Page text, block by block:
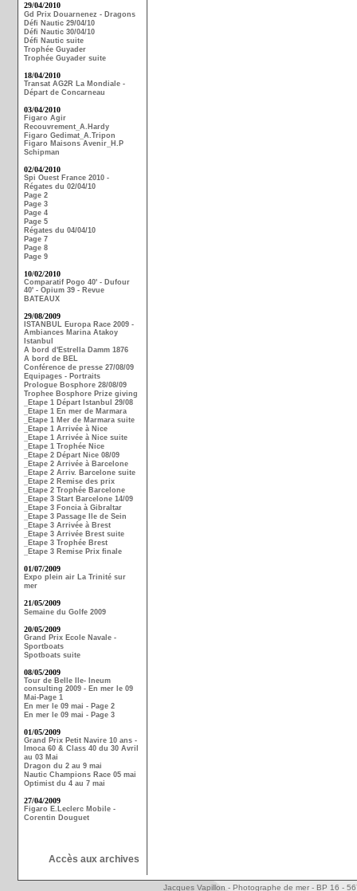
29/04/2010
Gd Prix Douarnenez - Dragons
Défi Nautic 29/04/10
Défi Nautic 30/04/10
Défi Nautic suite
Trophée Guyader
Trophée Guyader suite
18/04/2010
Transat AG2R La Mondiale -
Départ de Concarneau
03/04/2010
Figaro Agir
Recouvrement_A.Hardy
Figaro Gedimat_A.Tripon
Figaro Maisons Avenir_H.P
Schipman
02/04/2010
Spi Ouest France 2010 -
Régates du 02/04/10
Page 2
Page 3
Page 4
Page 5
Régates du 04/04/10
Page 7
Page 8
Page 9
10/02/2010
Comparatif Pogo 40' - Dufour
40' - Opium 39 - Revue
BATEAUX
29/08/2009
ISTANBUL Europa Race 2009 -
Ambiances Marina Atakoy
Istanbul
A bord d'Estrella Damm 1876
A bord de BEL
Conférence de presse 27/08/09
Equipages - Portraits
Prologue Bosphore 28/08/09
Trophee Bosphore Prize giving
_Etape 1 Départ Istanbul 29/08
_Etape 1 En mer de Marmara
_Etape 1 Mer de Marmara suite
_Etape 1 Arrivée à Nice
_Etape 1 Arrivée à Nice suite
_Etape 1 Trophée Nice
_Etape 2 Départ Nice 08/09
_Etape 2 Arrivée à Barcelone
_Etape 2 Arriv. Barcelone suite
_Etape 2 Remise des prix
_Etape 2 Trophée Barcelone
_Etape 3 Start Barcelone 14/09
_Etape 3 Foncia à Gibraltar
_Etape 3 Passage Ile de Sein
_Etape 3 Arrivée à Brest
_Etape 3 Arrivée Brest suite
_Etape 3 Trophée Brest
_Etape 3 Remise Prix finale
01/07/2009
Expo plein air La Trinité sur
mer
21/05/2009
Semaine du Golfe 2009
20/05/2009
Grand Prix Ecole Navale -
Sportboats
Spotboats suite
08/05/2009
Tour de Belle Ile- Ineum
consulting 2009 - En mer le 09
Mai-Page 1
En mer le 09 mai - Page 2
En mer le 09 mai - Page 3
01/05/2009
Grand Prix Petit Navire 10 ans -
Imoca 60 & Class 40 du 30 Avril
au 03 Mai
Dragon du 2 au 9 mai
Nautic Champions Race 05 mai
Optimist du 4 au 7 mai
27/04/2009
Figaro E.Leclerc Mobile -
Corentin Douguet
Accès aux archives
Jacques Vapillon - Photographe de mer - BP 16 -